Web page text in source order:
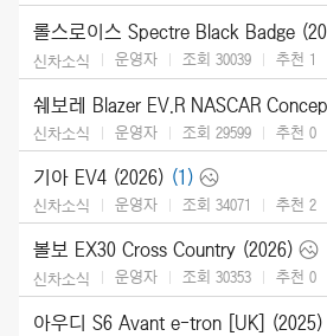
신차소식 운영자 조회 30039 추천 1
신차소식 운영자 조회 29599 추천 0
기아 EV4 (2026) (1)
신차소식 운영자 조회 34071 추천 2
볼보 EX30 Cross Country (2026)
신차소식 운영자 조회 30353 추천 0
아우디 S6 Avant e-tron [UK] (2025)